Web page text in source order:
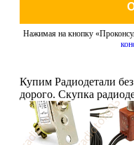
Нажимая на кнопку
Купим Радиодетали
дорого. Скупка